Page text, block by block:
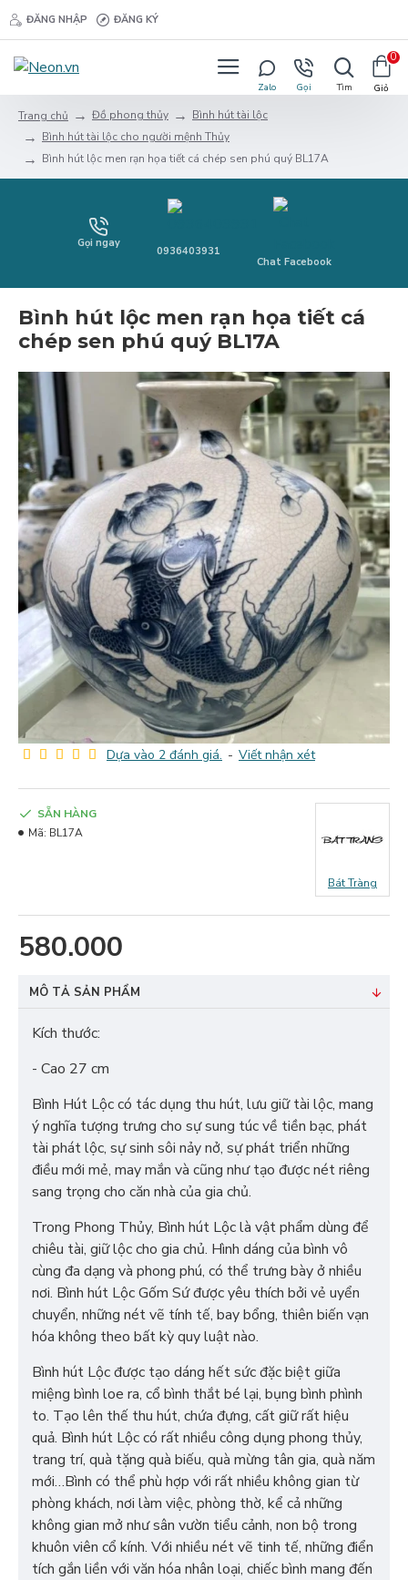
ĐĂNG NHẬP ĐĂNG KÝ
0
Trang chủ Đồ phong thủy
Bình hút tài lộc
Bình hút tài lộc cho người mệnh Thủy
Bình hút lộc men rạn họa tiết cá chép sen phú quý BL17A
Gọi ngay
0936403931
Chat Facebook
Bình hút lộc men rạn họa tiết cá
chép sen phú quý BL17A
Dựa vào 2 đánh giá. - Viết nhận xét
580.000
SẴN HÀNG
Mã: BL17A
Bát Tràng
MÔ TẢ SẢN PHẨM
Kích thước:
- Cao 27 cm
Bình Hút Lộc có tác dụng thu hút, lưu giữ tài lộc, mang
ý nghĩa tượng trưng cho sự sung túc về tiền bạc, phát
tài phát lộc, sự sinh sôi nảy nở, sự phát triển những
điều mới mẻ, may mắn và cũng như tạo được nét riêng
sang trọng cho căn nhà của gia chủ.
Trong Phong Thủy, Bình hút Lộc là vật phẩm dùng để
chiêu tài, giữ lộc cho gia chủ. Hình dáng của bình vô
cùng đa dạng và phong phú, có thể trưng bày ở nhiều
nơi. Bình hút Lộc Gốm Sứ được yêu thích bởi vẻ uyển
chuyển, những nét vẽ tính tế, bay bổng, thiên biến vạn
hóa không theo bất kỳ quy luật nào.
Bình hút Lộc được tạo dáng hết sức đặc biệt giữa
miệng bình loe ra, cổ bình thắt bé lại, bụng bình phình
to. Tạo lên thế thu hút, chứa đựng, cất giữ rất hiệu
quả. Bình hút Lộc có rất nhiều công dụng phong thủy,
trang trí, quà tặng quà biếu, quà mừng tân gia, quà năm
mới…Bình có thể phù hợp với rất nhiều không gian từ
phòng khách, nơi làm việc, phòng thờ, kể cả những
không gian mở như sân vườn tiểu cảnh, non bộ trong
khuôn viên cổ kính. Với nhiều nét vẽ tinh tế, những điển
tích gắn liền với văn hóa nhân loại, chiếc bình mang đến